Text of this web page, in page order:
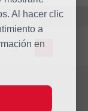
Al hacer clic
a
en
S D